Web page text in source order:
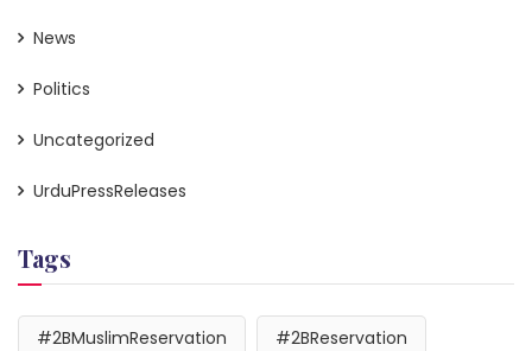
News
Politics
Uncategorized
UrduPressReleases
Tags
#2BMuslimReservation #2BReservation